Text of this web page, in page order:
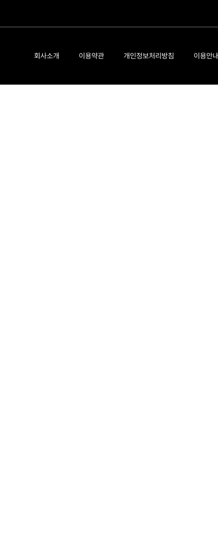
회사소개 이용약관 개인정보처리방침 이용안